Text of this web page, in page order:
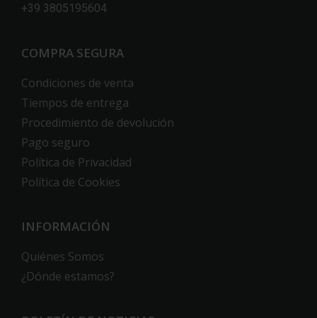
+39 3805195604
COMPRA SEGURA
Condiciones de venta
Tiempos de entrega
Procedimiento de devolución
Pago seguro
Política de Privacidad
Política de Cookies
INFORMACIÓN
Quiénes Somos
¿Dónde estamos?